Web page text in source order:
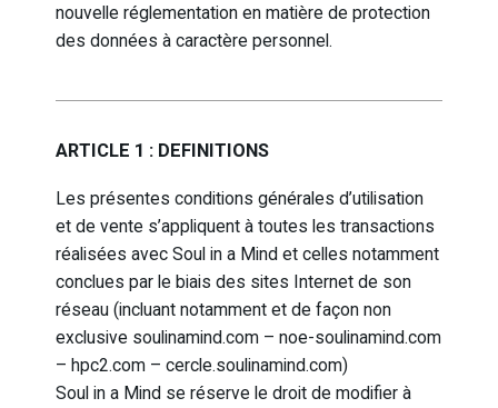
nouvelle réglementation en matière de protection
des données à caractère personnel.
ARTICLE 1 : DEFINITIONS
Les présentes conditions générales d’utilisation
et de vente s’appliquent à toutes les transactions
réalisées avec Soul in a Mind et celles notamment
conclues par le biais des sites Internet de son
réseau (incluant notamment et de façon non
exclusive soulinamind.com – noe-soulinamind.com
– hpc2.com – cercle.soulinamind.com)
Soul in a Mind se réserve le droit de modifier à